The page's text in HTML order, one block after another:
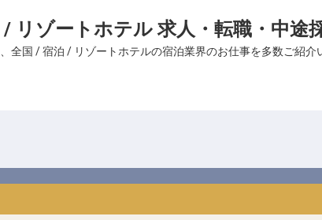
リゾートホテル 求人・転職・中途
全国 / 宿泊 / リゾートホテルの宿泊業界のお仕事を多数ご紹介